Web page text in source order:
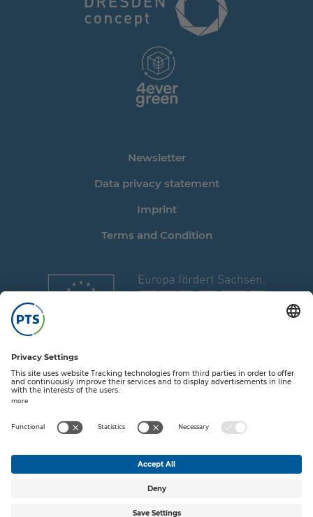
Newsletter
Data privacy statement
Imprint
Terms and Condition
Share on
Share